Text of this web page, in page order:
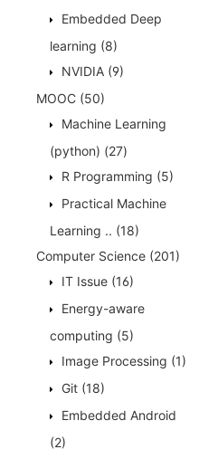
Embedded Deep
learning (8)
NVIDIA (9)
MOOC (50)
Machine Learning
(python) (27)
R Programming (5)
Practical Machine
Learning .. (18)
Computer Science (201)
IT Issue (16)
Energy-aware
computing (5)
Image Processing (1)
Git (18)
Embedded Android
(2)